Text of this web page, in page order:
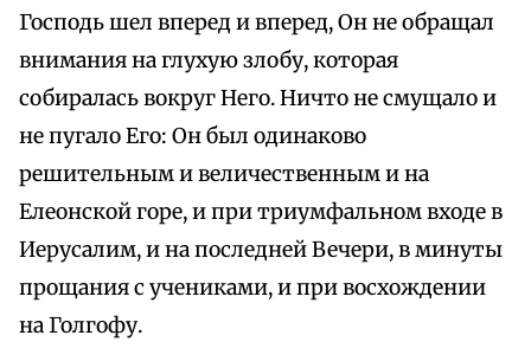
Господь шел вперед и вперед, Он не обращал
внимания на глухую злобу, которая
собиралась вокруг Него. Ничто не смущало и
не пугало Его: Он был одинаково
решительным и величественным и на
Елеонской горе, и при триумфальном входе в
Иерусалим, и на последней Вечери, в минуты
прощания с учениками, и при восхождении
на Голгофу.